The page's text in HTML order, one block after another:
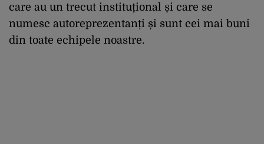
care au un trecut instituțional și care se
numesc autoreprezentanți și sunt cei mai buni
din toate echipele noastre.